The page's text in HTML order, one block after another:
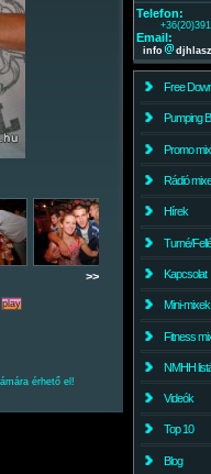
>>
érhető el!
Telefon:
Email:
info
Free
Pumping
Promo
Rádió
Hírek
Turné/
Kapcsolat
Mini-mixek
Fitness
NMHH
Videók
Top 10
Blog